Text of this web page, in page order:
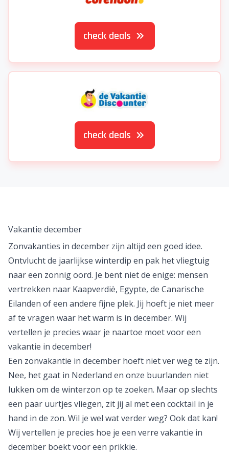
check deals
check deals
Vakantie december
Zonvakanties in december zijn altijd een goed idee.
Ontvlucht de jaarlijkse winterdip en pak het vliegtuig
naar een zonnig oord. Je bent niet de enige: mensen
vertrekken naar Kaapverdië, Egypte, de Canarische
Eilanden of een andere fijne plek. Jij hoeft je niet meer
af te vragen waar het warm is in december. Wij
vertellen je precies waar je naartoe moet voor een
vakantie in december!
Een zonvakantie in december hoeft niet ver weg te zijn.
Nee, het gaat in Nederland en onze buurlanden niet
lukken om de winterzon op te zoeken. Maar op slechts
een paar uurtjes vliegen, zit jij al met een cocktail in je
hand in de zon. Wil je wel wat verder weg? Ook dat kan!
Wij vertellen je precies hoe je een verre vakantie in
december boekt voor een prikkie.